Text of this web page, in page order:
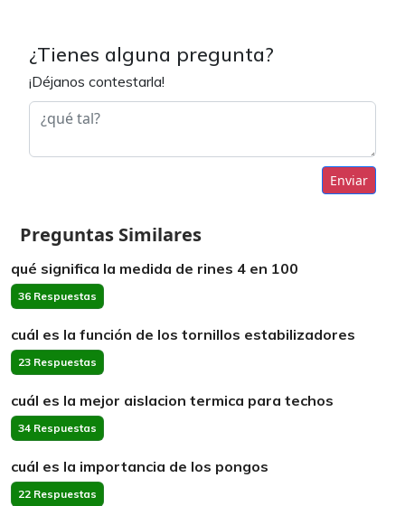
¿Tienes alguna pregunta?
¡Déjanos contestarla!
Enviar
Preguntas Similares
qué significa la medida de rines 4 en 100
36 Respuestas
cuál es la función de los tornillos estabilizadores
23 Respuestas
cuál es la mejor aislacion termica para techos
34 Respuestas
cuál es la importancia de los pongos
22 Respuestas